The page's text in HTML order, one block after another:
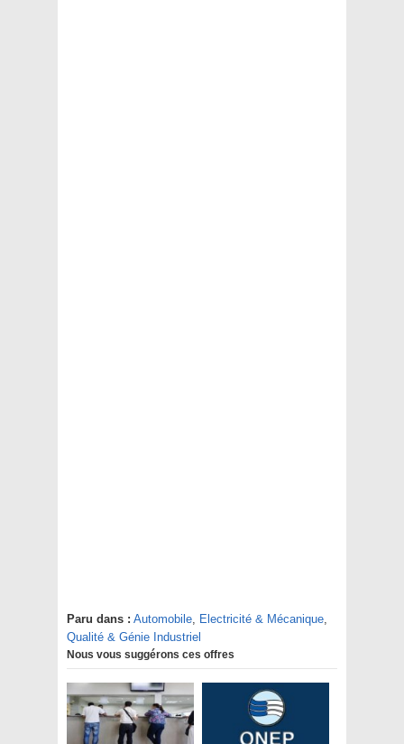
Paru dans : Automobile, Electricité & Mécanique,
Qualité & Génie Industriel
Nous vous suggérons ces offres